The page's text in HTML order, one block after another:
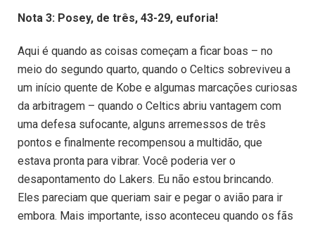
Nota 3: Posey, de três, 43-29, euforia!
Aqui é quando as coisas começam a ficar boas – no
meio do segundo quarto, quando o Celtics sobreviveu a
um início quente de Kobe e algumas marcações curiosas
da arbitragem – quando o Celtics abriu vantagem com
uma defesa sufocante, alguns arremessos de três
pontos e finalmente recompensou a multidão, que
estava pronta para vibrar. Você poderia ver o
desapontamento do Lakers. Eu não estou brincando.
Eles pareciam que queriam sair e pegar o avião para ir
embora. Mais importante, isso aconteceu quando os fãs